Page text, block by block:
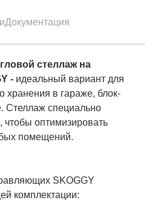
Документация
стеллаж на
- идеальный вариант для
хранения в гараже, блок-
Стеллаж специально
чтобы оптимизировать
помещений.
SKOGGY
комплектации: